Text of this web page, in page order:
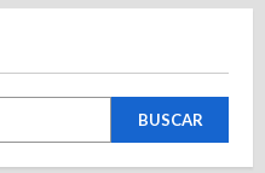
BUSCAR